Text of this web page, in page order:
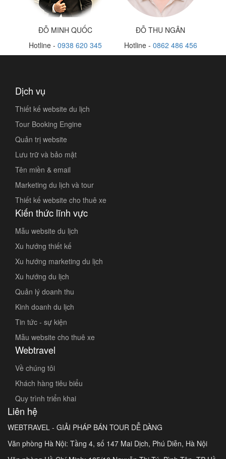
ĐỖ MINH QUỐC
Hotline - 0938 620 345
ĐỖ THU NGÂN
Hotline - 0862 486 456
Dịch vụ
Thiết kế website du lịch
Tour Booking Engine
Quản trị website
Lưu trữ và bảo mật
Tên miền & email
Marketing du lịch và tour
Thiết kế website cho thuê xe
Kiến thức lĩnh vực
Mẫu website du lịch
Xu hướng thiết kế
Xu hướng marketing du lịch
Xu hướng du lịch
Quản lý doanh thu
Kinh doanh du lịch
Tin tức - sự kiện
Mẫu website cho thuê xe
Webtravel
Về chúng tôi
Khách hàng tiêu biểu
Quy trình triển khai
Liên hệ
WEBTRAVEL - GIẢI PHÁP BÁN TOUR DỄ DÀNG
Văn phòng Hà Nội: Tầng 4, số 147 Mai Dịch, Phú Diễn, Hà Nội